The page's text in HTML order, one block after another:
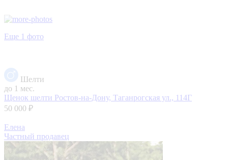
Еще 1 фото
Шелти
до 1 мес.
Щенок шелти Ростов-на-Дону, Таганрогская ул., 114Г
50 000 ₽
Елена
Частный продавец